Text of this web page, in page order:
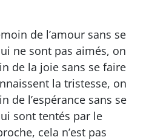
de l’amour sans se
ne sont pas aimés, on
de la joie sans se faire
la tristesse, on
de l’espérance sans se
sont tentés par le
cela n’est pas